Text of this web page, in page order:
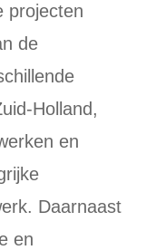
projecten
de
Holland,
en
Daarnaast
en